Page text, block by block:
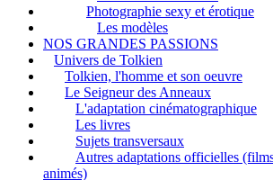
Photographie sexy et érotique
Les modèles
NOS GRANDES PASSIONS
Univers de Tolkien
Tolkien, l'homme et son oeuvre
Le Seigneur des Anneaux
L'adaptation cinématographique
Les livres
Sujets transversaux
Autres adaptations officielles
animés)